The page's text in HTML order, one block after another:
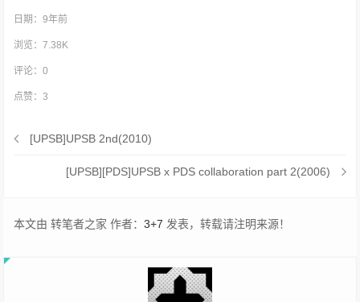
日期：9年前
浏览：7.38K
评论：0
点赞：3
[UPSB]UPSB 2nd(2010)
[UPSB][PDS]UPSB x PDS collaboration part 2(2006)
本文由 转笔者之家 作者：3+7 发表，转载请注明来源！